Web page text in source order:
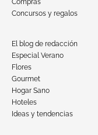
Compras
Concursos y regalos
El blog de redacción
Especial Verano
Flores
Gourmet
Hogar Sano
Hoteles
Ideas y tendencias